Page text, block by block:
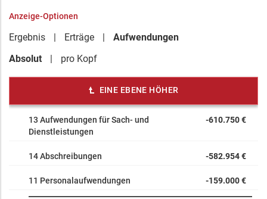
Anzeige-Optionen
Ergebnis Erträge
Aufwendungen
Absolut
pro Kopf
EINE EBENE HÖHER
13 Aufwendungen für Sach- und
Dienstleistungen
-610.750 €
14 Abschreibungen -582.954 €
11 Personalaufwendungen -159.000 €